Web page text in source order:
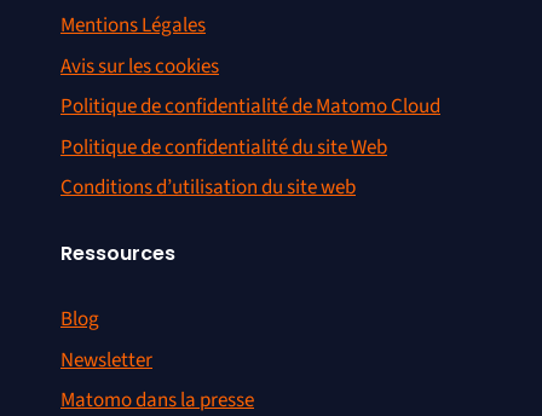
Mentions Légales
Avis sur les cookies
Politique de confidentialité de Matomo Cloud
Politique de confidentialité du site Web
Conditions d’utilisation du site web
Ressources
Blog
Newsletter
Matomo dans la presse